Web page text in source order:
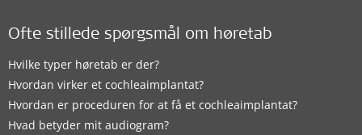
Ofte stillede spørgsmål om høretab
Hvilke typer høretab er der?
Hvordan virker et cochleaimplantat?
Hvordan er proceduren for at få et cochleaimplantat?
Hvad betyder mit audiogram?